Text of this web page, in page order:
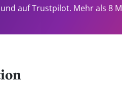
auf Trustpilot. Mehr als 8